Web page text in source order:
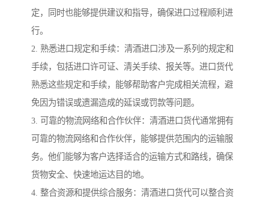
定，同时也能够提供建议和指导，确保进口过程顺利进
行。
2. 熟悉进口规定和手续：清酒进口涉及一系列的规定和
手续，包括进口许可证、清关手续、报关等。进口货代
熟悉这些规定和手续，能够帮助客户完成相关流程，避
免因为错误或遗漏造成的延误或罚款等问题。
3. 可靠的物流网络和合作伙伴：清酒进口货代通常拥有
可靠的物流网络和合作伙伴，能够提供范围内的运输服
务。他们能够为客户选择适合的运输方式和路线，确保
货物安全、快速地运达目的地。
4. 整合资源和提供综合服务：清酒进口货代可以整合资